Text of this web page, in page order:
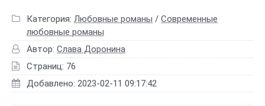
Категория: Любовные романы / Современные
любовные романы
Автор: Слава Доронина
Страниц: 76
Добавлено: 2023-02-11 09:17:42